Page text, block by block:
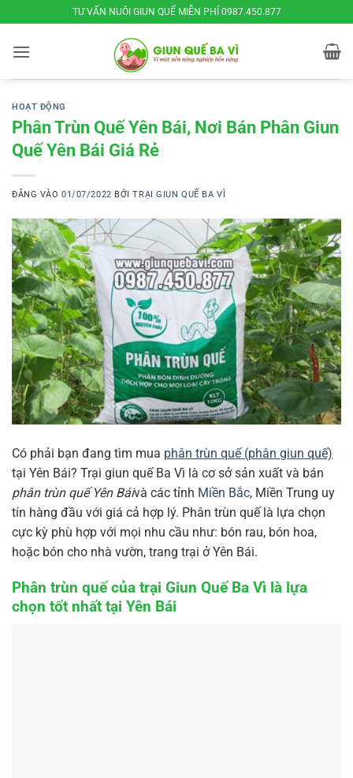
qua
nội
TƯ VẤN NUÔI GIUN QUẾ MIỄN PHÍ 0987.450.877
HOẠT ĐỘNG
Phân Trùn Quế Yên Bái, Nơi Bán Phân Giun
Quế Yên Bái Giá Rẻ
ĐĂNG VÀO01/07/2022 BỞITRẠI GIUN QUẾ BA VÌ
Có phải bạn đang tìm mua phân trùn quế (phân giun quế)
tại Yên Bái? Trại giun quế Ba Vì là cơ sở sản xuất và bán
phân trùn quế Yên Báivà các tỉnh Miền Bắc, Miền Trung uy
tín hàng đầu với giá cả hợp lý. Phân trùn quế là lựa chọn
cực kỳ phù hợp với mọi nhu cầu như: bón rau, bón hoa,
hoặc bón cho nhà vườn, trang trại ở Yên Bái.
Phân trùn quế của trại Giun Quế Ba Vì là lựa
chọn tốt nhất tại Yên Bái